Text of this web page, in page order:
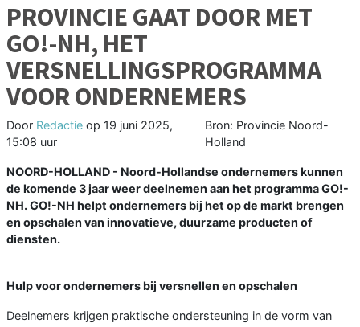
PROVINCIE GAAT DOOR MET
GO!-NH, HET
VERSNELLINGSPROGRAMMA
VOOR ONDERNEMERS
Door Redactie op 19 juni 2025,
15:08 uur
Bron: Provincie Noord-
Holland
NOORD-HOLLAND - Noord-Hollandse ondernemers kunnen
de komende 3 jaar weer deelnemen aan het programma GO!-
NH. GO!-NH helpt ondernemers bij het op de markt brengen
en opschalen van innovatieve, duurzame producten of
diensten.
Hulp voor ondernemers bij versnellen en opschalen
Deelnemers krijgen praktische ondersteuning in de vorm van